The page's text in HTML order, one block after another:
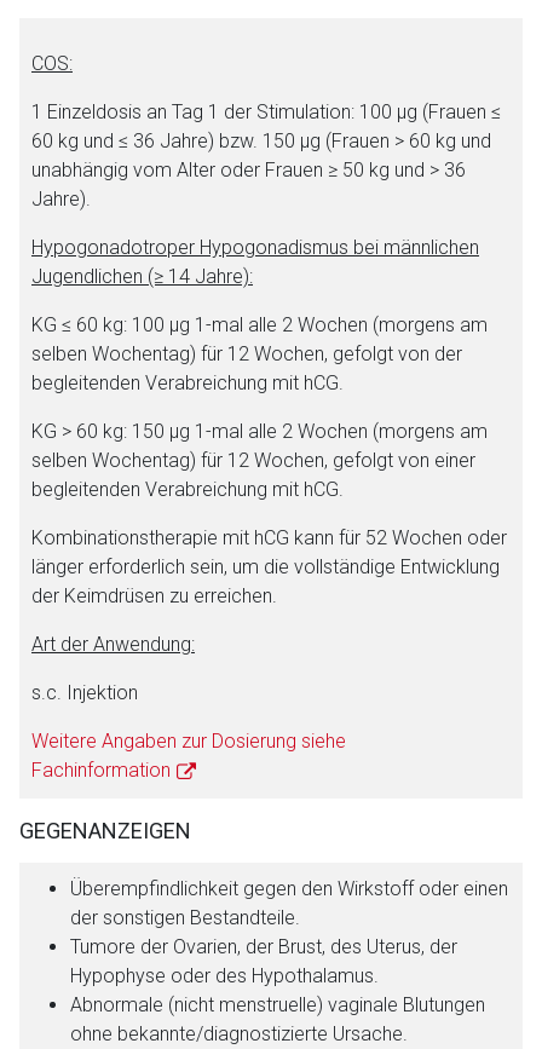
COS:
1 Einzeldosis an Tag 1 der Stimulation: 100 μg (Frauen ≤
60 kg und ≤ 36 Jahre) bzw. 150 μg (Frauen > 60 kg und
unabhängig vom Alter oder Frauen ≥ 50 kg und > 36
Jahre).
Hypogonadotroper Hypogonadismus bei männlichen
Jugendlichen (≥ 14 Jahre):
KG ≤ 60 kg: 100 μg 1-mal alle 2 Wochen (morgens am
selben Wochentag) für 12 Wochen, gefolgt von der
begleitenden Verabreichung mit hCG.
KG > 60 kg: 150 μg 1-mal alle 2 Wochen (morgens am
selben Wochentag) für 12 Wochen, gefolgt von einer
begleitenden Verabreichung mit hCG.
Kombinationstherapie mit hCG kann für 52 Wochen oder
länger erforderlich sein, um die vollständige Entwicklung
der Keimdrüsen zu erreichen.
Art der Anwendung:
s.c. Injektion
Weitere Angaben zur Dosierung siehe
Fachinformation
GEGENANZEIGEN
Überempfindlichkeit gegen den Wirkstoff oder einen
der sonstigen Bestandteile.
Tumore der Ovarien, der Brust, des Uterus, der
Hypophyse oder des Hypothalamus.
Abnormale (nicht menstruelle) vaginale Blutungen
ohne bekannte/diagnostizierte Ursache.
Aufruf einer externen Seite
Der von Ihnen aufgerufene Link öffnet eine externe Web-
Seite. Für die Inhalte der externen Web-Seite ist deren
Betreiber verantwortlich. Ebenso gelten dort ggf. andere
Datenschutzbestimmungen.
Zurück zur rote-liste.de